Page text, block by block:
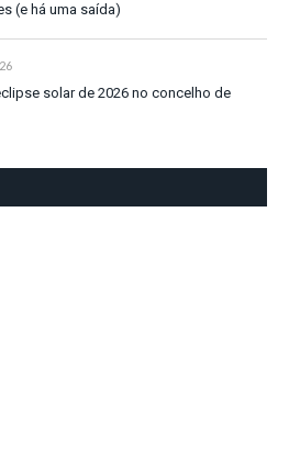
(e há uma saída)
solar de 2026 no concelho de